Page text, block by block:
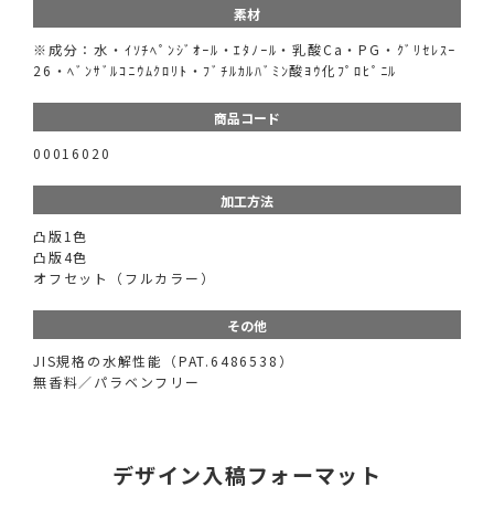
素材
※成分：水・ｲｿﾁﾍﾟﾝｼﾞｵｰﾙ・ｴﾀﾉｰﾙ・乳酸Ca・PG・ｸﾞﾘｾﾚｽｰ
26・ﾍﾞﾝｻﾞﾙｺﾆｳﾑｸﾛﾘﾄ・ﾌﾞﾁﾙｶﾙﾊﾞﾐﾝ酸ﾖｳ化ﾌﾟﾛﾋﾟﾆﾙ
商品コード
00016020
加工方法
凸版1色
凸版4色
オフセット（フルカラー）
その他
JIS規格の水解性能（PAT.6486538）
無香料／パラベンフリー
デザイン入稿フォーマット